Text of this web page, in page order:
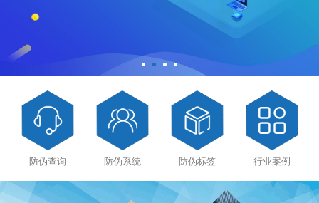
防伪查询 防伪系统 防伪标签 行业案例